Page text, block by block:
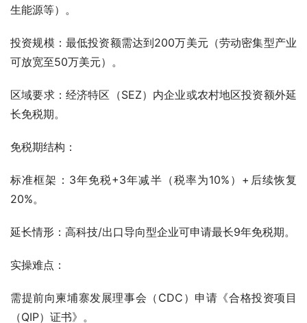
生能源等）。
投资规模：最低投资额需达到200万美元（劳动密集型产业
可放宽至50万美元）。
区域要求：经济特区（SEZ）内企业或农村地区投资额外延
长免税期。
免税期结构：
标准框架：3年免税+3年减半（税率为10%）+后续恢复
20%。
延长情形：高科技/出口导向型企业可申请最长9年免税期。
实操难点：
需提前向柬埔寨发展理事会（CDC）申请《合格投资项目
（QIP）证书》。